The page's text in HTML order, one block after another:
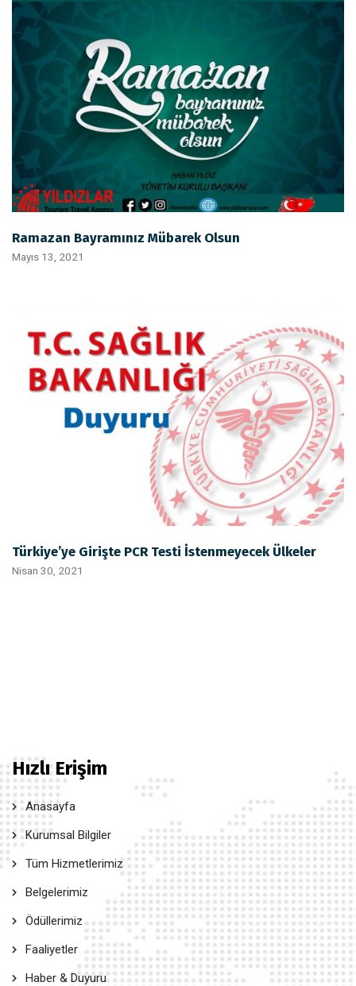
Ramazan Bayramınız Mübarek Olsun
Mayıs 13, 2021
Türkiye’ye Girişte PCR Testi İstenmeyecek Ülkeler
Nisan 30, 2021
Hızlı Erişim
Anasayfa
Kurumsal Bilgiler
Tüm Hizmetlerimiz
Belgelerimiz
Ödüllerimiz
Faaliyetler
Haber & Duyuru